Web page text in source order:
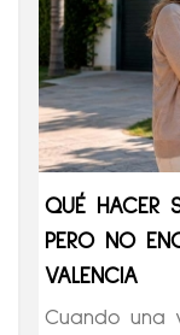
QUÉ HACER
PERO NO
VALENCIA
Cuando una